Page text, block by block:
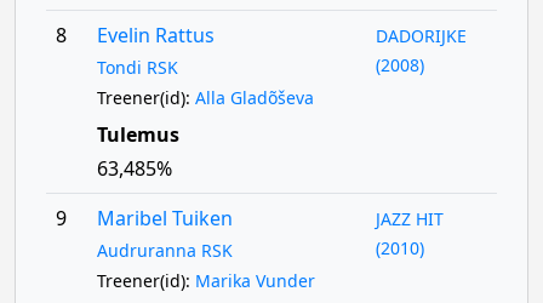
8
Evelin Rattus
Tondi RSK
Treener(id): Alla Gladõševa
DADORIJKE
(2008)
Tulemus
63,485%
9
Maribel Tuiken
Audruranna RSK
Treener(id): Marika Vunder
JAZZ HIT
(2010)